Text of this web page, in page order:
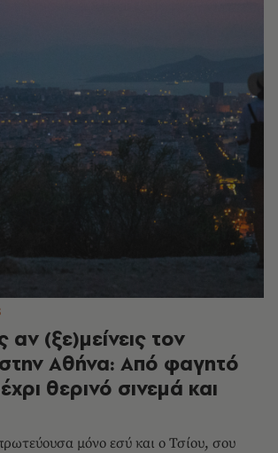
αν (ξε)μείνεις τον
Αθήνα: Από φαγητό
θερινό σινεμά και
μόνο εσύ και ο Τσίου, σου